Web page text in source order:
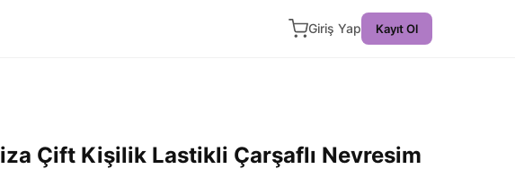
Giriş Yap Kayıt Ol
Çift Kişilik Lastikli Çarşaflı Nevresim